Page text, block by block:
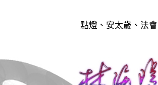
點燈、安太歲、法會
、取名改名、風水堪輿